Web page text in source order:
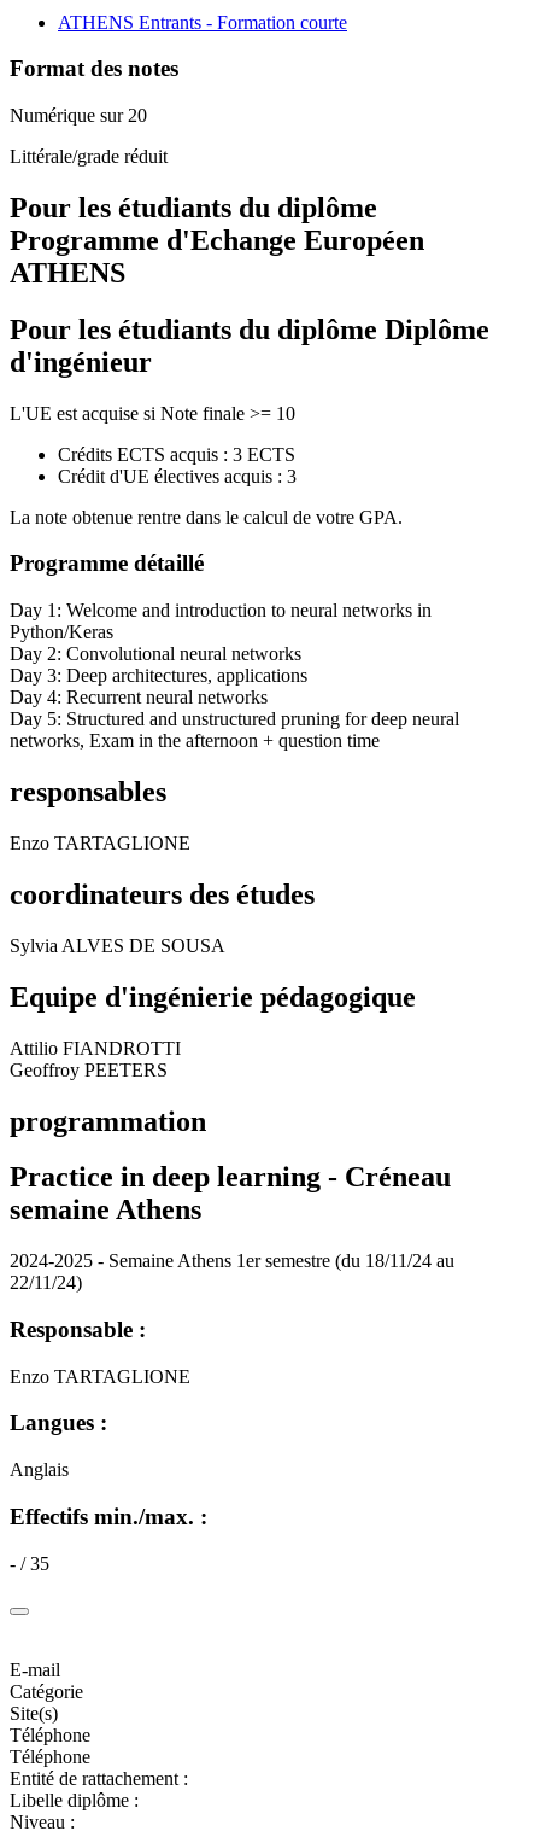
ATHENS Entrants - Formation courte
Format des notes
Numérique sur 20
Littérale/grade réduit
Pour les étudiants du diplôme
Programme d'Echange Européen
ATHENS
Pour les étudiants du diplôme Diplôme
d'ingénieur
L'UE est acquise si Note finale >= 10
Crédits ECTS acquis : 3 ECTS
Crédit d'UE électives acquis : 3
La note obtenue rentre dans le calcul de votre GPA.
Programme détaillé
Day 1: Welcome and introduction to neural networks in
Python/Keras
Day 2: Convolutional neural networks
Day 3: Deep architectures, applications
Day 4: Recurrent neural networks
Day 5: Structured and unstructured pruning for deep neural
networks, Exam in the afternoon + question time
responsables
Enzo TARTAGLIONE
coordinateurs des études
Sylvia ALVES DE SOUSA
Equipe d'ingénierie pédagogique
Attilio FIANDROTTI
Geoffroy PEETERS
programmation
Practice in deep learning - Créneau
semaine Athens
2024-2025 - Semaine Athens 1er semestre (du 18/11/24 au
22/11/24)
Responsable :
Enzo TARTAGLIONE
Langues :
Anglais
Effectifs min./max. :
- / 35
E-mail
Catégorie
Site(s)
Téléphone
Téléphone
Entité de rattachement :
Libelle diplôme :
Niveau :